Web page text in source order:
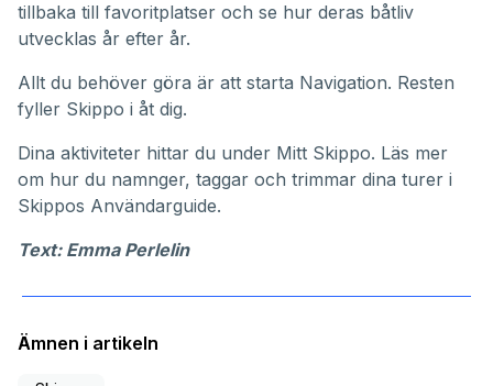
tillbaka till favoritplatser och se hur deras båtliv
utvecklas år efter år.
Allt du behöver göra är att starta Navigation. Resten
fyller Skippo i åt dig.
Dina aktiviteter hittar du under Mitt Skippo. Läs mer
om hur du namnger, taggar och trimmar dina turer i
Skippos Användarguide.
Text: Emma Perlelin
Ämnen i artikeln